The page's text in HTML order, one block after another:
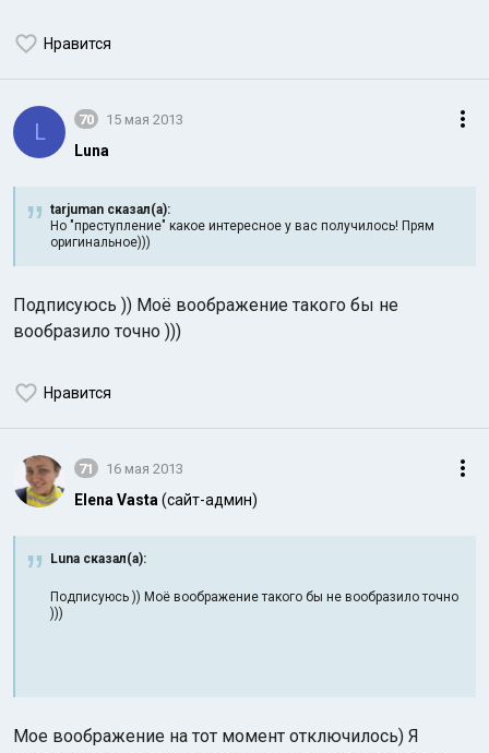
Нравится
L 70 15 мая 2013
Luna
tarjuman сказал(а):
Но "преступление" какое интересное у вас получилось! Прям
оригинальное)))
Подписуюсь )) Моё воображение такого бы не
вообразило точно )))
Нравится
71 16 мая 2013
Elena Vasta (сайт-админ)
Luna сказал(а):
Подписуюсь )) Моё воображение такого бы не вообразило точно
)))
Мое воображение на тот момент отключилось) Я